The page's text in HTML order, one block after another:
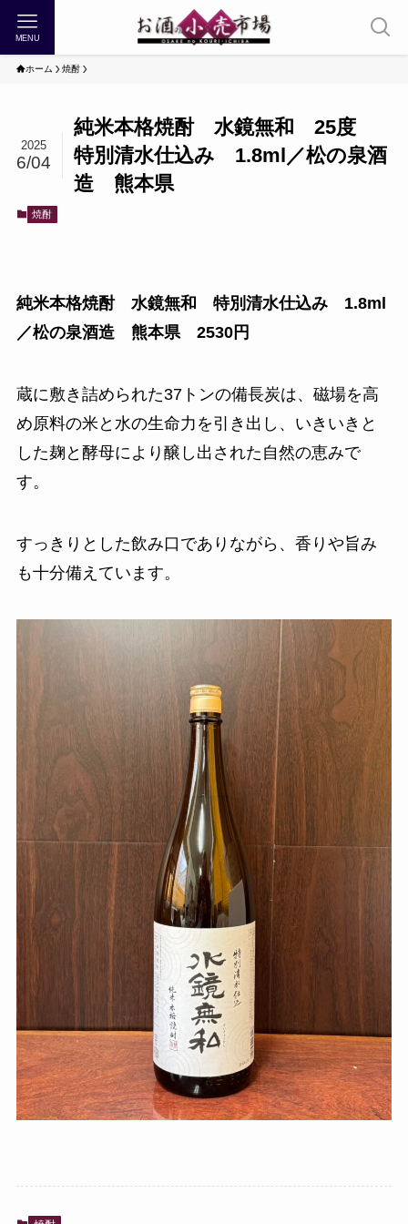
MENU
ホーム 焼酎
純米本格焼酎 水鏡無和 25度
特別清水仕込み 1.8ml／松の泉酒
造 熊本県
2025
6/04
焼酎
純米本格焼酎 水鏡無和 特別清水仕込み 1.8ml
／松の泉酒造 熊本県 2530円
蔵に敷き詰められた37トンの備長炭は、磁場を高
め原料の米と水の生命力を引き出し、いきいきと
した麹と酵母により醸し出された自然の恵みで
す。
すっきりとした飲み口でありながら、香りや旨み
も十分備えています。